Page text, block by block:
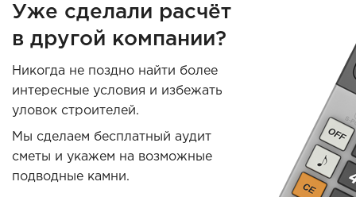
Уже сделали расчёт
в другой компании?
Никогда не поздно найти более
интересные условия и избежать
уловок строителей.
Мы сделаем бесплатный аудит
сметы и укажем на возможные
подводные камни.